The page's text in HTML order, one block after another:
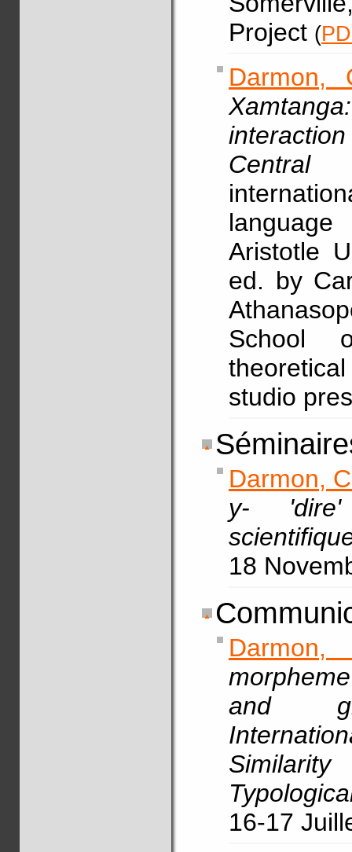
Project (
Darmon,
Central
Aristotle
ed. by
School
studio
Darmon,
y- 'dire'
18
Darmon,
and
16-17